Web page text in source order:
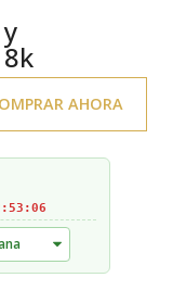
AHORA